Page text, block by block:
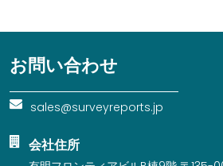
お問い合わせ
sales@surveyreports.jp
会社住所